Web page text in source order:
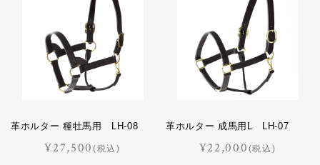
革ホルター 種牡馬用 LH-08
¥27,500(税込)
革ホルター 成馬用L LH-07
¥22,000 (税込)